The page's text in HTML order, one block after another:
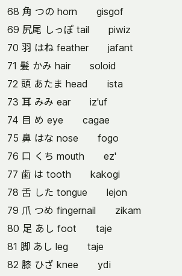
68 角 つの horn gisgof
69 尻尾 しっぽ tail piwiz
70 羽 はね feather jafant
71 髪 かみ hair soloid
72 頭 あたま head ista
73 耳 みみ ear iz'uf
74 目 め eye cagae
75 鼻 はな nose fogo
76 口 くち mouth ez'
77 歯 は tooth kakogi
78 舌 した tongue lejon
79 爪 つめ fingernail zikam
80 足 あし foot taje
81 脚 あし leg taje
82 膝 ひざ knee ydi